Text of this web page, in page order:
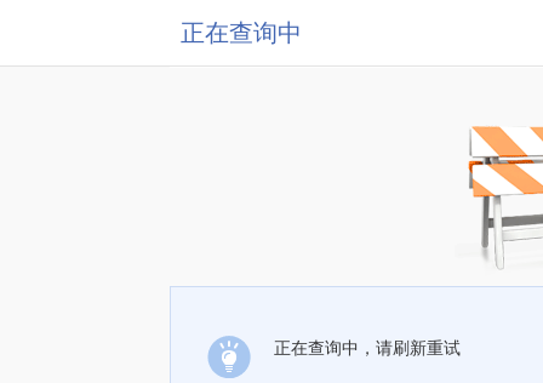
正在查询中
正在查询中，请刷新重试